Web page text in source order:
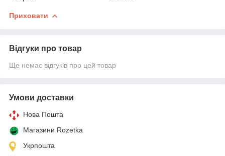
Приховати
Відгуки про товар
Ще немає відгуків про цей товар
Умови доставки
Нова Пошта
Магазини Rozetka
Укрпошта